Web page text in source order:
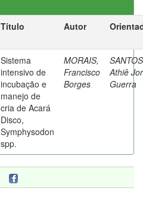
Título Autor
Sistema
intensivo de
incubação e
manejo de
cria de Acará
Disco,
Symphysodon
spp.
MORAIS,
Francisco
Borges
Athiê
Guerra